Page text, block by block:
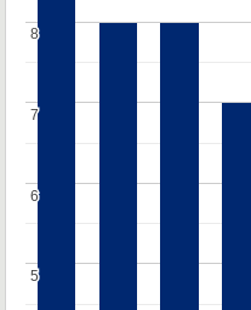
5
5
6
6
7
7
8
8